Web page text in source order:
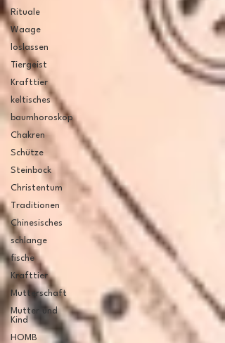
Rituale
Waage
loslassen
Tiergeist
Krafttier
keltisches
baumhoroskop
Chakren
Schütze
Steinbock
Christentum
Traditionen
Chinesisches
schlange
fische
Krafttier
Mutterschaft
Mutter und
Kind
HOMB